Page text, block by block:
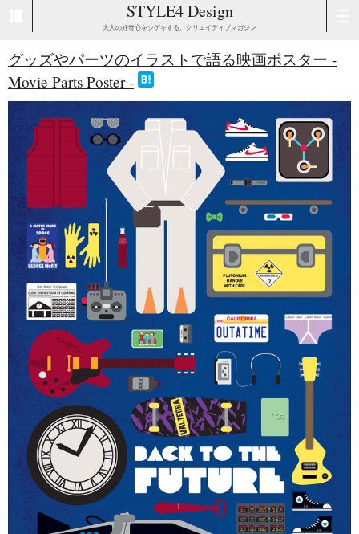
STYLE4 Design
大人の好奇心をシゲキする、クリエイティブマガジン
グッズやパーツのイラストで語る映画ポスター -
Movie Parts Poster -